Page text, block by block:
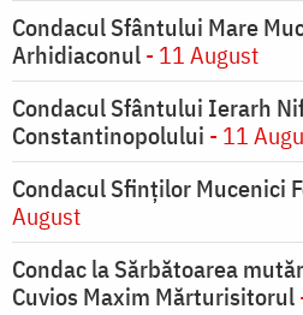
Condacul Sfântului Mare
Arhidiaconul- 11 August
Condacul Sfântului Ierarh
Constantinopolului - 11
Condacul Sfinţilor Mucenici
August
Condac la Sărbătoarea
Cuvios Maxim Mărturisitorul